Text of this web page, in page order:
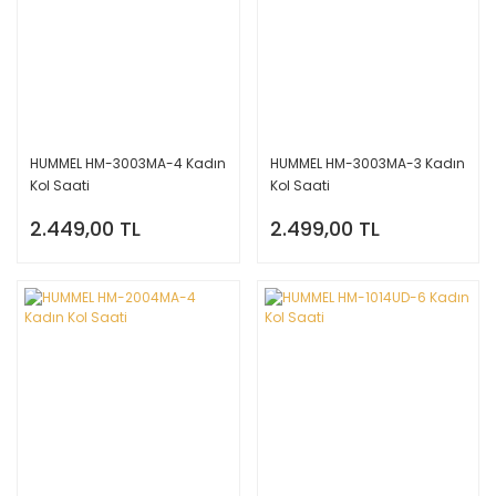
HUMMEL HM-3003MA-4 Kadın
Kol Saati
2.449,00 TL
HUMMEL HM-3003MA-3 Kadın
Kol Saati
2.499,00 TL